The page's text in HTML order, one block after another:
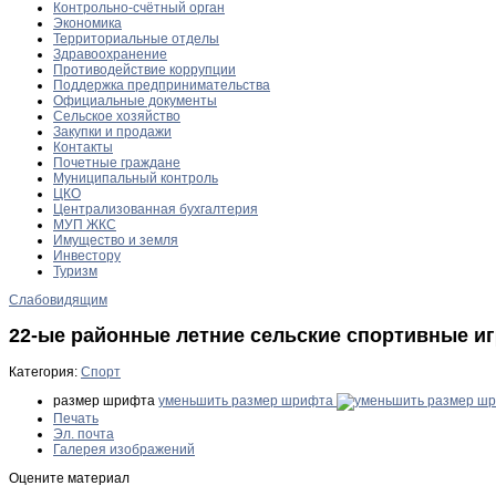
Контрольно-счётный орган
Экономика
Территориальные отделы
Здравоохранение
Противодействие коррупции
Поддержка предпринимательства
Официальные документы
Сельское хозяйство
Закупки и продажи
Контакты
Почетные граждане
Муниципальный контроль
ЦКО
Централизованная бухгалтерия
МУП ЖКС
Имущество и земля
Инвестору
Туризм
Слабовидящим
22-ые районные летние сельские спортивные
Категория: Спорт
размер шрифта уменьшить размер шрифта
Печать
Эл. почта
Галерея изображений
Оцените материал